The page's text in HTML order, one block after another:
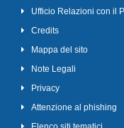
Ufficio Relazioni con il
Credits
Mappa del sito
Note Legali
Privacy
Attenzione al phishing